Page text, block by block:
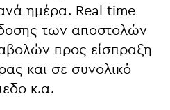
ημέρα. Real time
των αποστολών
προς είσπραξη
και σε συνολικό
κ.α.